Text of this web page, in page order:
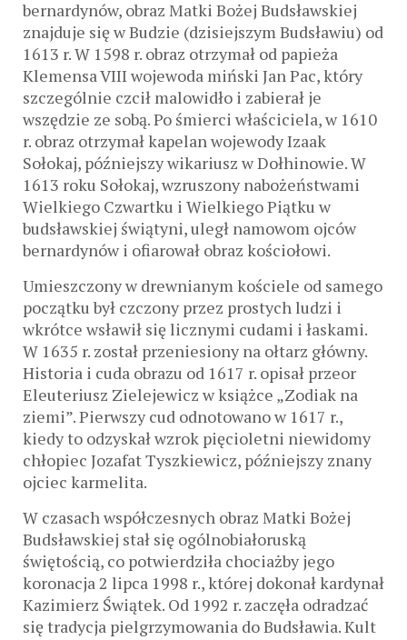
bernardynów, obraz Matki Bożej Budsławskiej
znajduje się w Budzie (dzisiejszym Budsławiu) od
1613 r. W 1598 r. obraz otrzymał od papieża
Klemensa VIII wojewoda miński Jan Pac, który
szczególnie czcił malowidło i zabierał je
wszędzie ze sobą. Po śmierci właściciela, w 1610
r. obraz otrzymał kapelan wojewody Izaak
Sołokaj, późniejszy wikariusz w Dołhinowie. W
1613 roku Sołokaj, wzruszony nabożeństwami
Wielkiego Czwartku i Wielkiego Piątku w
budsławskiej świątyni, uległ namowom ojców
bernardynów i ofiarował obraz kościołowi.
Umieszczony w drewnianym kościele od samego
początku był czczony przez prostych ludzi i
wkrótce wsławił się licznymi cudami i łaskami.
W 1635 r. został przeniesiony na ołtarz główny.
Historia i cuda obrazu od 1617 r. opisał przeor
Eleuteriusz Zielejewicz w książce „Zodiak na
ziemi”. Pierwszy cud odnotowano w 1617 r.,
kiedy to odzyskał wzrok pięcioletni niewidomy
chłopiec Jozafat Tyszkiewicz, późniejszy znany
ojciec karmelita.
W czasach współczesnych obraz Matki Bożej
Budsławskiej stał się ogólnobiałoruską
świętością, co potwierdziła chociażby jego
koronacja 2 lipca 1998 r., której dokonał kardynał
Kazimierz Świątek. Od 1992 r. zaczęła odradzać
się tradycja pielgrzymowania do Budsławia. Kult